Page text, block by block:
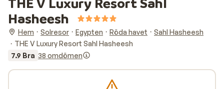
Hasheesh
Hem Solresor Egypten Röda havet
Sahl Hasheesh
THE V Luxury Resort Sahl Hasheesh
7.9 Bra 38 omdömen